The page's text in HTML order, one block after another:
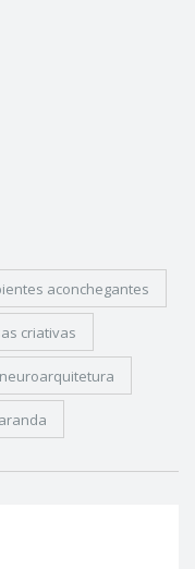
aconchegantes
criativas
neuroarquitetura